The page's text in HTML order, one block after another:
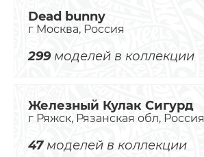
Dead bunny
г Москва, Россия
299моделей в коллекции
Железный Кулак Сигурд
г Ряжск, Рязанская обл, Россия
47моделей в коллекции